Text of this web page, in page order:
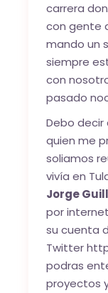
carrera
con gente
mando un
siempre
con
pasado
Debo decir
quien me
soliamos
vivía en
Jorge
por
su cuenta
Twitter
podras
proyectos